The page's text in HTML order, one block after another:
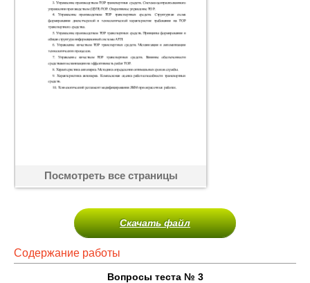
Посмотреть все страницы
Скачать файл
Содержание работы
Вопросы теста № 3